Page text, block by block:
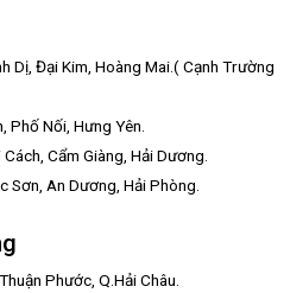
Dị, Đại Kim, Hoàng Mai.( Cạnh Trường
Phố Nối, Hưng Yên.
Cẩm Giàng, Hải Dương.
Sơn, An Dương, Hải Phòng.
Phước, Q.Hải Châu.